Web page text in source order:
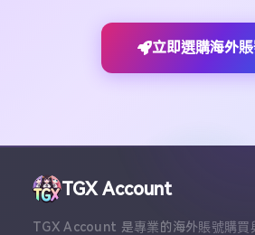
立即選購海外
TGX Account
TGX Account 是專業的海外賬號購買